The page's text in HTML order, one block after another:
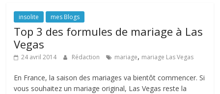
insolite mes Blogs
Top 3 des formules de mariage à Las
Vegas
24 avril 2014 Rédaction mariage, mariage Las Vegas
En France, la saison des mariages va bientôt commencer. Si
vous souhaitez un mariage original, Las Vegas reste la